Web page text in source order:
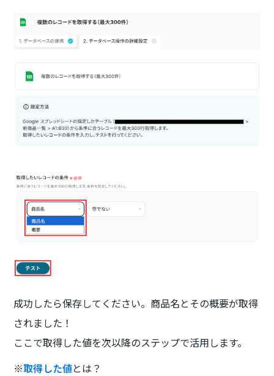
成功したら保存してください。商品名とその概要が取得
されました！
ここで取得した値を次以降のステップで活用します。
※取得した値とは？